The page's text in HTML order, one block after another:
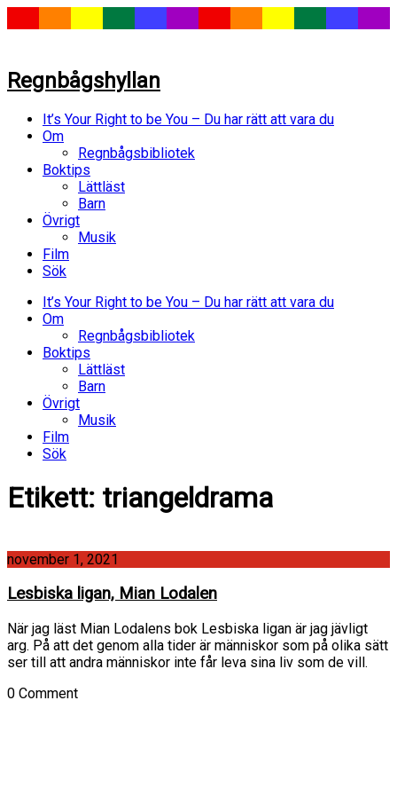
Regnbågshyllan
It’s Your Right to be You – Du har rätt att vara du
Om
Regnbågsbibliotek
Boktips
Lättläst
Barn
Övrigt
Musik
Film
Sök
It’s Your Right to be You – Du har rätt att vara du
Om
Regnbågsbibliotek
Boktips
Lättläst
Barn
Övrigt
Musik
Film
Sök
Etikett: triangeldrama
november 1, 2021
Lesbiska ligan, Mian Lodalen
När jag läst Mian Lodalens bok Lesbiska ligan är jag jävligt
arg. På att det genom alla tider är människor som på olika sätt
ser till att andra människor inte får leva sina liv som de vill.
0 Comment